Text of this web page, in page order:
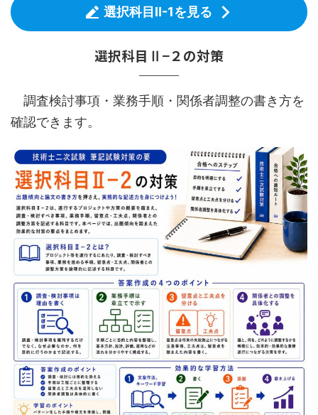
選択科目Ⅱ-1を見る
選択科目Ⅱ−２の対策
調査検討事項・業務手順・関係者調整の書き方を
確認できます。